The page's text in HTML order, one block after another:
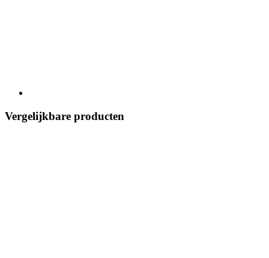
Vergelijkbare producten